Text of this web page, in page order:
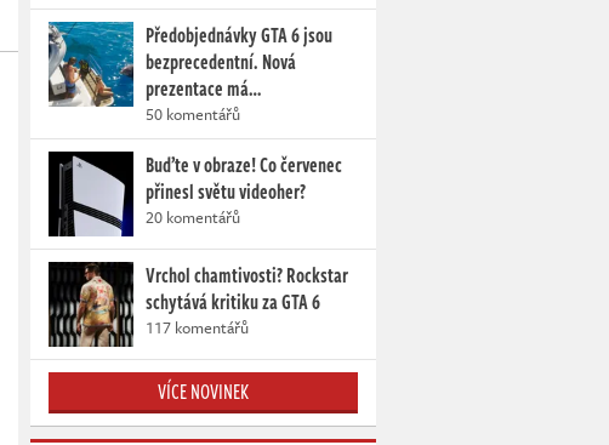
Předobjednávky GTA 6 jsou
bezprecedentní. Nová
prezentace má…
50 komentářů
Buďte v obraze! Co červenec
přinesl světu videoher?
20 komentářů
Vrchol chamtivosti? Rockstar
schytává kritiku za GTA 6
117 komentářů
VÍCE NOVINEK